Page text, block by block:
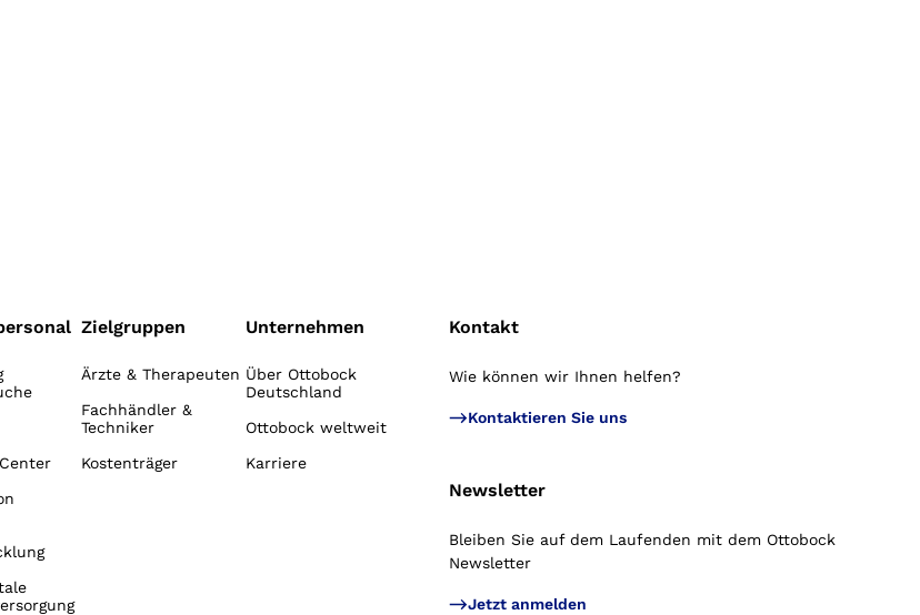
Zielgruppen
Ärzte & Therapeuten
Fachhändler &
Techniker
Kostenträger
Unternehmen
Über Ottobock
Deutschland
Ottobock weltweit
Karriere
Kontakt
Wie können wir Ihnen helfen?
Kontaktieren Sie uns
Newsletter
Bleiben Sie auf dem Laufenden mit dem Ottobock
Newsletter
Jetzt anmelden